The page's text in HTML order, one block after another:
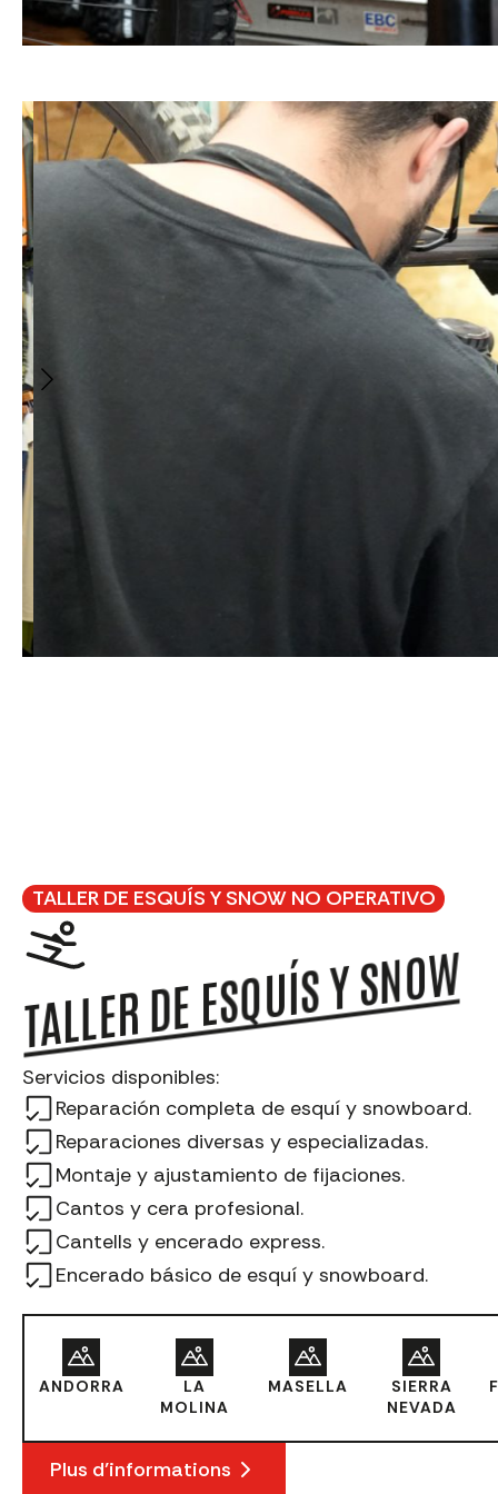
TALLER DE ESQUÍS Y SNOW NO OPERATIVO
TALLER DE ESQUÍS Y SNOW
Servicios disponibles:
Reparación completa de esquí y snowboard.
Reparaciones diversas y especializadas.
Montaje y ajustamiento de fijaciones.
Cantos y cera profesional.
Cantells y encerado express.
Encerado básico de esquí y snowboard.
ANDORRA
LA
MOLINA
MASELLA
SIERRA
NEVADA
Plus d’informations
LOCATION DE
DH Santa Cruz, e-
route et gravel
niveaux et toutes
expériences.
LOCATION